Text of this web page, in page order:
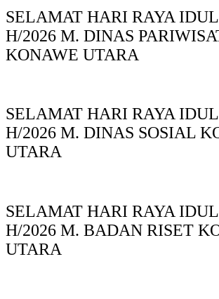
SELAMAT HARI RAYA
H/2026 M. DINAS
KONAWE UTARA
SELAMAT HARI RAYA
H/2026 M. DINAS SOSIAL
UTARA
SELAMAT HARI RAYA
H/2026 M. BADAN RISET
UTARA